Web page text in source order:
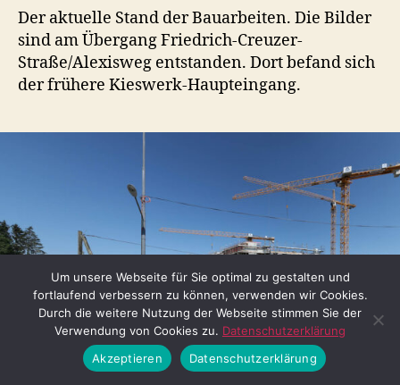
Der aktuelle Stand der Bauarbeiten. Die Bilder
sind am Übergang Friedrich-Creuzer-
Straße/Alexisweg entstanden. Dort befand sich
der frühere Kieswerk-Haupteingang.
Um unsere Webseite für Sie optimal zu gestalten und
fortlaufend verbessern zu können, verwenden wir Cookies.
Durch die weitere Nutzung der Webseite stimmen Sie der
Verwendung von Cookies zu. Datenschutzerklärung
Akzeptieren
Datenschutzerklärung